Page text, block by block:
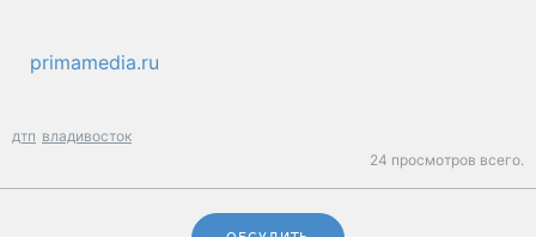
primamedia.ru
дтп владивосток
24 просмотров всего.